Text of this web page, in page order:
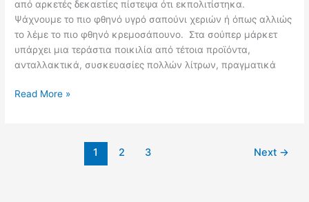
από αρκετές δεκαετίες πίστεψα ότι εκπολιτίστηκα.
Ψάχνουμε το πιο φθηνό υγρό σαπούνι χεριών ή όπως αλλιώς
το λέμε το πιο φθηνό κρεμοσάπουνο. Στα σούπερ μάρκετ
υπάρχει μια τεράστια ποικιλία από τέτοια προϊόντα,
ανταλλακτικά, συσκευασίες πολλών λίτρων, πραγματικά
Το
Read More »
1 2 3 Next →